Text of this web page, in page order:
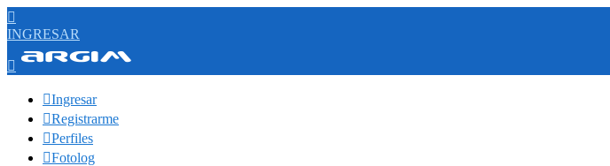

INGRESAR

Ingresar
Registrarme
Perfiles
Fotolog